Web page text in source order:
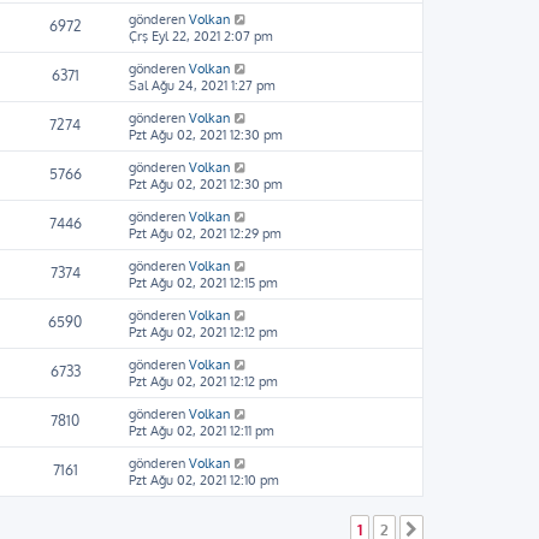
6972 gönderen Volkan
Çrş Eyl 22, 2021 2:07 pm
6371 gönderen Volkan
Sal Ağu 24, 2021 1:27 pm
7274 gönderen Volkan
Pzt Ağu 02, 2021 12:30 pm
5766 gönderen Volkan
Pzt Ağu 02, 2021 12:30 pm
7446 gönderen Volkan
Pzt Ağu 02, 2021 12:29 pm
7374 gönderen Volkan
Pzt Ağu 02, 2021 12:15 pm
6590 gönderen Volkan
Pzt Ağu 02, 2021 12:12 pm
6733 gönderen Volkan
Pzt Ağu 02, 2021 12:12 pm
7810 gönderen Volkan
Pzt Ağu 02, 2021 12:11 pm
7161 gönderen Volkan
Pzt Ağu 02, 2021 12:10 pm
1 2